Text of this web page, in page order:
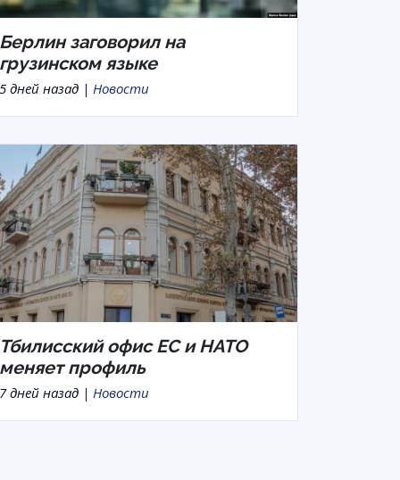
Берлин заговорил на
грузинском языке
5 дней назад | Новости
Тбилисский офис ЕС и НАТО
меняет профиль
7 дней назад | Новости